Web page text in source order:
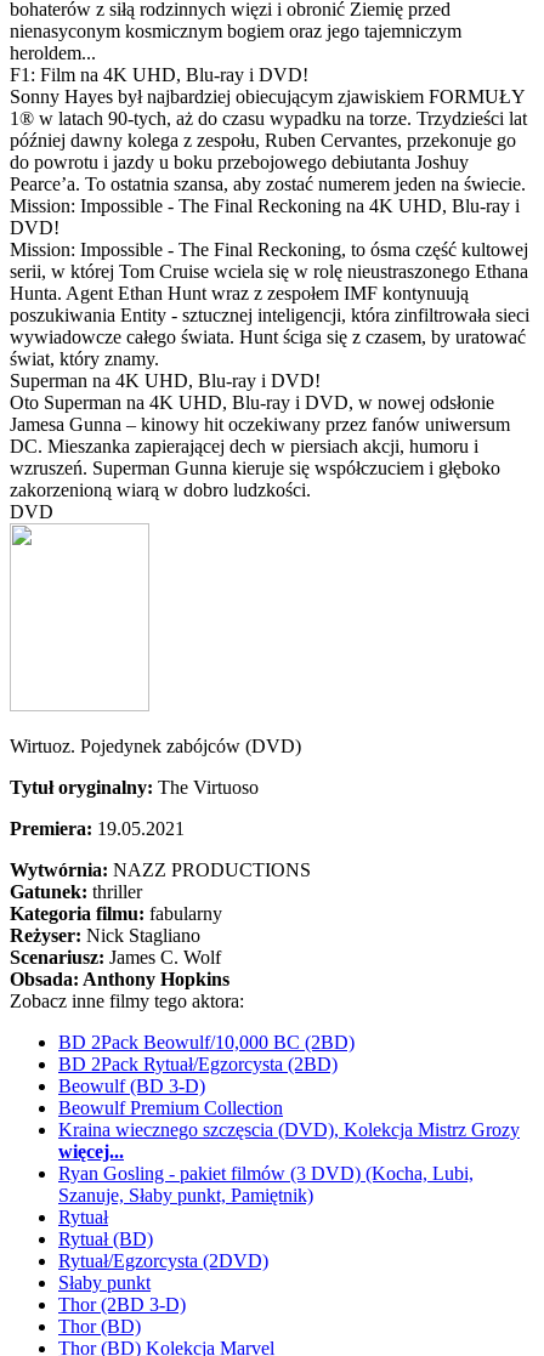
bohaterów z siłą rodzinnych więzi i obronić Ziemię przed
nienasyconym kosmicznym bogiem oraz jego tajemniczym
heroldem...
F1: Film na 4K UHD, Blu-ray i DVD!
Sonny Hayes był najbardziej obiecującym zjawiskiem FORMUŁY
1® w latach 90-tych, aż do czasu wypadku na torze. Trzydzieści lat
później dawny kolega z zespołu, Ruben Cervantes, przekonuje go
do powrotu i jazdy u boku przebojowego debiutanta Joshuy
Pearce’a. To ostatnia szansa, aby zostać numerem jeden na świecie.
Mission: Impossible - The Final Reckoning na 4K UHD, Blu-ray i
DVD!
Mission: Impossible - The Final Reckoning, to ósma część kultowej
serii, w której Tom Cruise wciela się w rolę nieustraszonego Ethana
Hunta. Agent Ethan Hunt wraz z zespołem IMF kontynuują
poszukiwania Entity - sztucznej inteligencji, która zinfiltrowała sieci
wywiadowcze całego świata. Hunt ściga się z czasem, by uratować
świat, który znamy.
Superman na 4K UHD, Blu-ray i DVD!
Oto Superman na 4K UHD, Blu-ray i DVD, w nowej odsłonie
Jamesa Gunna – kinowy hit oczekiwany przez fanów uniwersum
DC. Mieszanka zapierającej dech w piersiach akcji, humoru i
wzruszeń. Superman Gunna kieruje się współczuciem i głęboko
zakorzenioną wiarą w dobro ludzkości.
DVD
Wirtuoz. Pojedynek zabójców (DVD)
Tytuł oryginalny: The Virtuoso
Premiera: 19.05.2021
Wytwórnia: NAZZ PRODUCTIONS
Gatunek: thriller
Kategoria filmu: fabularny
Reżyser: Nick Stagliano
Scenariusz: James C. Wolf
Obsada: Anthony Hopkins
Zobacz inne filmy tego aktora:
BD 2Pack Beowulf/10,000 BC (2BD)
BD 2Pack Rytuał/Egzorcysta (2BD)
Beowulf (BD 3-D)
Beowulf Premium Collection
Kraina wiecznego szczęscia (DVD), Kolekcja Mistrz Grozy
więcej...
Ryan Gosling - pakiet filmów (3 DVD) (Kocha, Lubi,
Szanuje, Słaby punkt, Pamiętnik)
Rytuał
Rytuał (BD)
Rytuał/Egzorcysta (2DVD)
Słaby punkt
Thor (2BD 3-D)
Thor (BD)
Thor (BD) Kolekcja Marvel